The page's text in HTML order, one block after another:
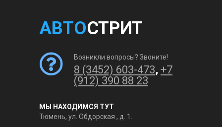
АВТОСТРИТ
Возникли вопросы? Звоните!
8 (3452) 603-473, +7
(912) 390 88 23
МЫ НАХОДИМСЯ ТУТ
Тюмень, ул. Обдорская , д. 1.